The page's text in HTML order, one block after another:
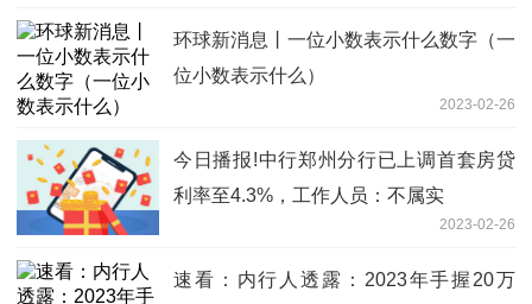
环球新消息丨一位小数表示什么数字（一
位小数表示什么）
2023-02-26
今日播报!中行郑州分行已上调首套房贷
利率至4.3%，工作人员：不属实
2023-02-26
速看：内行人透露：2023年手握20万